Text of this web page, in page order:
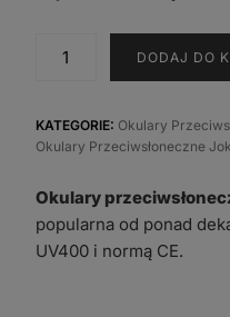
9,99
Joker
JR-
DODAJ DO
KATEGORIE: Okulary
Okulary Przeciwsłoneczne
Okulary
popularna od ponad
UV400 i normą CE.